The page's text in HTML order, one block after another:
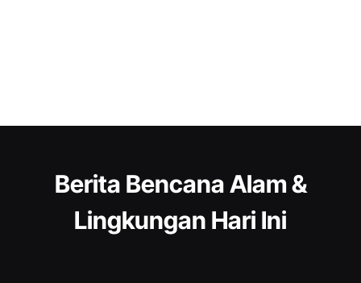
Berita Bencana Alam &
Lingkungan Hari Ini